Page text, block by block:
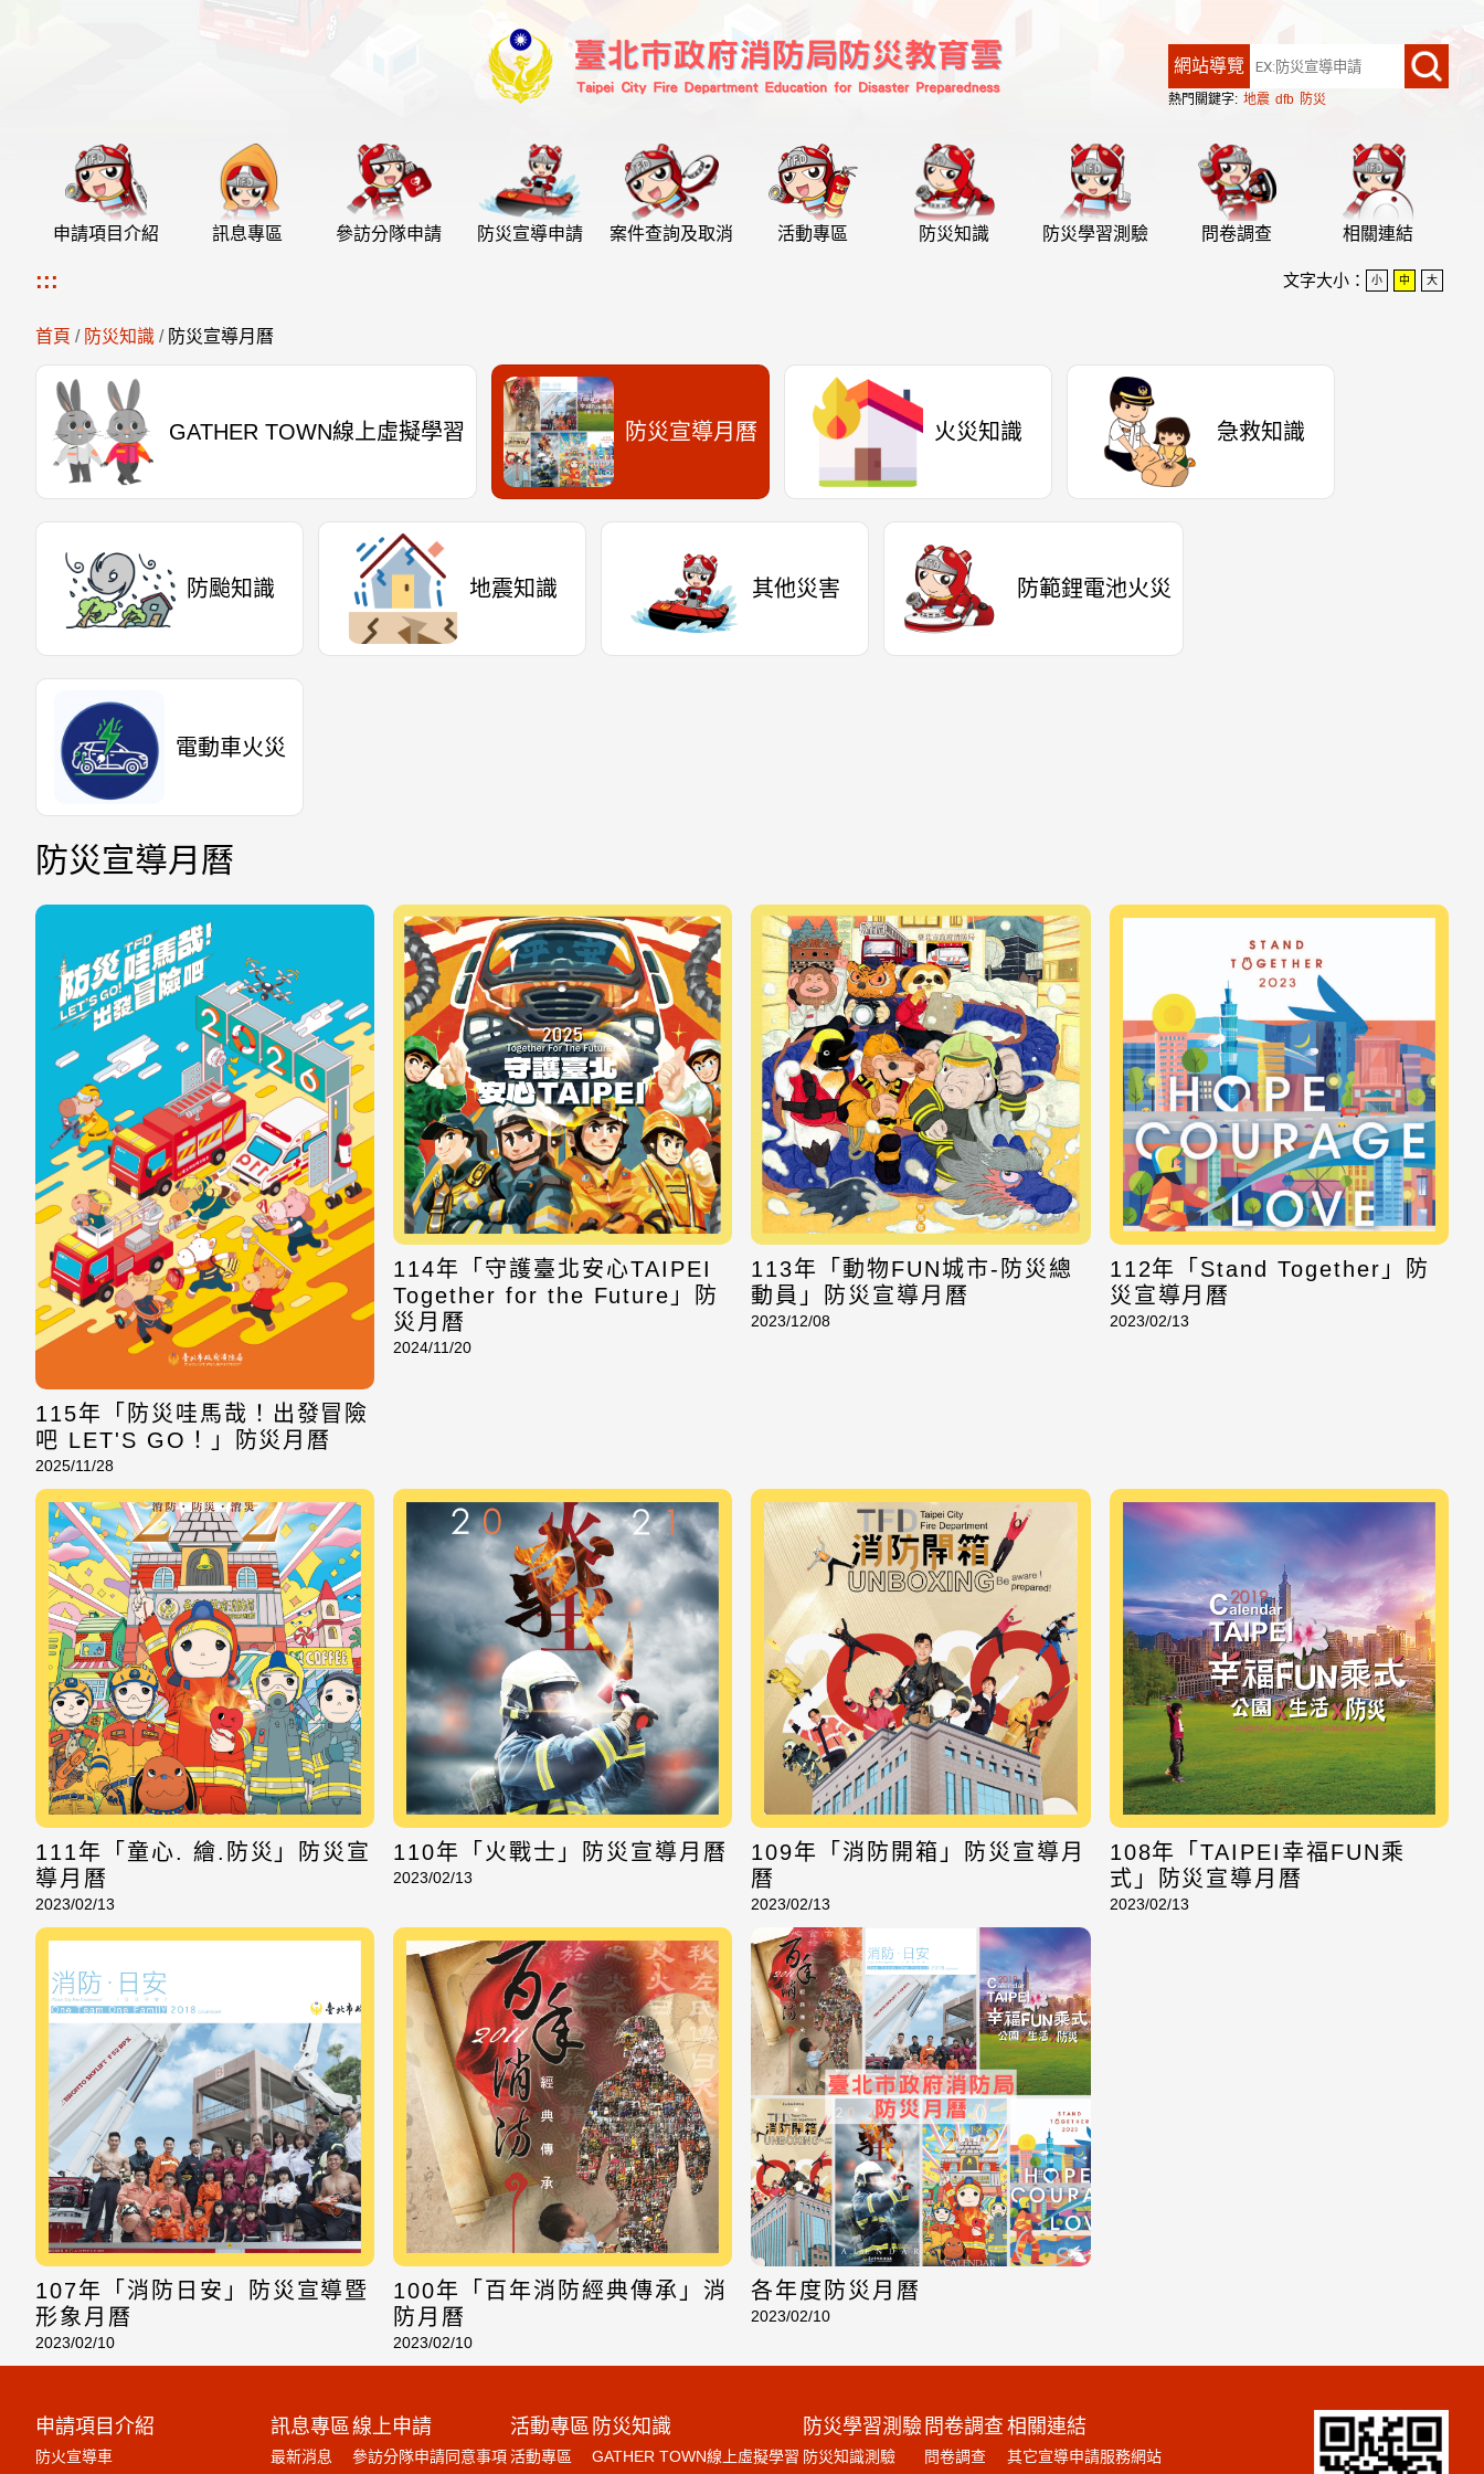
網站導覽
熱門關鍵字: 地震 dfb 防災
申請項目介紹 訊息專區 參訪分隊申請 防災宣導申請 案件查詢及取消 活動專區 防災知識 防災學習測驗 問卷調查 相關連結
::: 文字大小： 小 中 大
首頁 / 防災知識 / 防災宣導月曆
GATHER TOWN線上虛擬學習 防災宣導月曆 火災知識 急救知識
防颱知識 地震知識 其他災害 防範鋰電池火災
電動車火災
防災宣導月曆
115年「防災哇馬哉！出發冒險
吧 LET'S GO！」防災月曆
2025/11/28
114年「守護臺北安心TAIPEI
Together for the Future」防
災月曆
2024/11/20
113年「動物FUN城市-防災總
動員」防災宣導月曆
2023/12/08
112年「Stand Together」防
災宣導月曆
2023/02/13
111年「童心. 繪.防災」防災宣
導月曆
2023/02/13
110年「火戰士」防災宣導月曆
2023/02/13
109年「消防開箱」防災宣導月
曆
2023/02/13
108年「TAIPEI幸福FUN乘
式」防災宣導月曆
2023/02/13
107年「消防日安」防災宣導暨
形象月曆
2023/02/10
100年「百年消防經典傳承」消
防月曆
2023/02/10
各年度防災月曆
2023/02/10
申請項目介紹
防火宣導車
訊息專區
最新消息
線上申請
參訪分隊申請同意事項
活動專區
活動專區
防災知識
GATHER TOWN線上虛擬學習
防災學習測驗
防災知識測驗
問卷調查
問卷調查
相關連結
其它宣導申請服務網站